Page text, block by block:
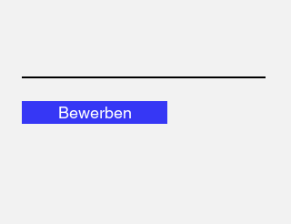
Bewerben